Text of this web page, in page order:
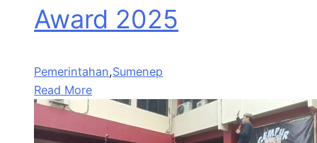
Award 2025
Pemerintahan,Sumenep
Read More